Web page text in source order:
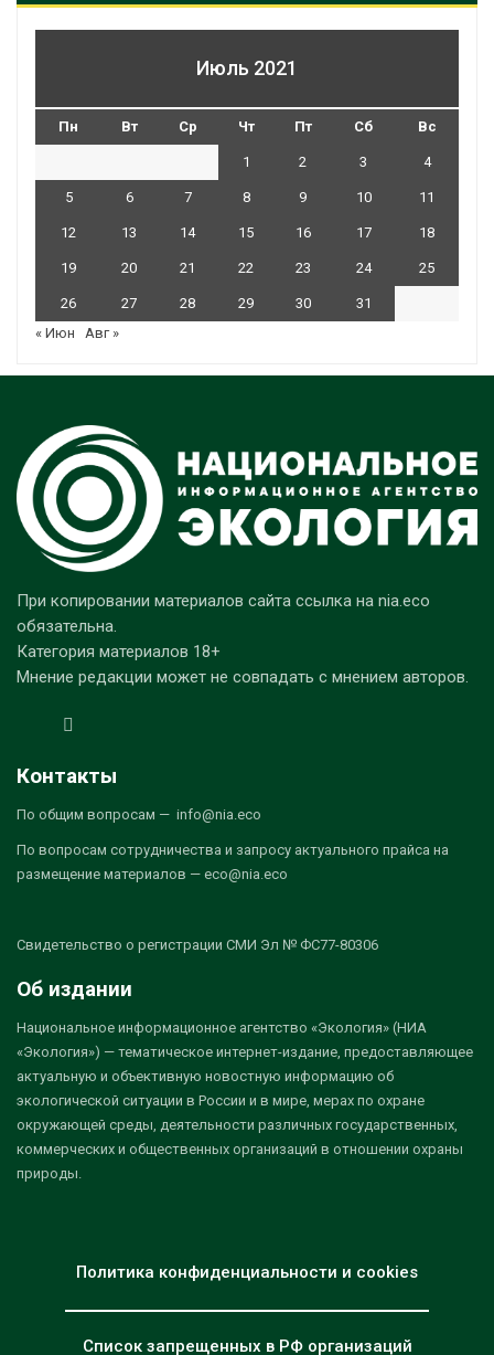
Июль 2021
Пн Вт Ср Чт Пт Сб Вс
1 2 3 4
5 6 7 8 9 10 11
12 13 14 15 16 17 18
19 20 21 22 23 24 25
26 27 28 29 30
31
« Июн
Авг »
При копировании материалов сайта ссылка на nia.eco
обязательна.
Категория материалов 18+
Мнение редакции может не совпадать с мнением авторов.
Контакты
По общим вопросам — info@nia.eco
По вопросам сотрудничества и запросу актуального прайса на
размещение материалов — eco@nia.eco
Свидетельство о регистрации СМИ Эл № ФС77-80306
Об издании
Национальное информационное агентство «Экология» (НИА
«Экология») — тематическое интернет-издание, предоставляющее
актуальную и объективную новостную информацию об
экологической ситуации в России и в мире, мерах по охране
окружающей среды, деятельности различных государственных,
коммерческих и общественных организаций в отношении охраны
природы.
Политика конфиденциальности и cookies
Список запрещенных в РФ организаций